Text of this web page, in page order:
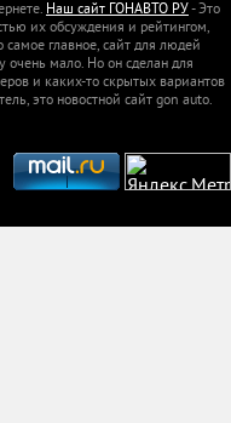
Наш сайт ГОНАВТО РУ- Это
их обсуждения и рейтингом,
главное, сайт для людей
мало. Но он сделан для
и каких-то скрытых вариантов
это новостной сайт gon auto.